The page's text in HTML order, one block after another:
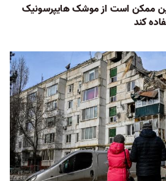
ممکن است از موشک هایپرسونیک
کند